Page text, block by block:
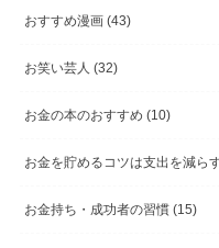
おすすめ漫画 (43)
お笑い芸人 (32)
お金の本のおすすめ (10)
お金を貯めるコツは支出を減ら
お金持ち・成功者の習慣 (15)